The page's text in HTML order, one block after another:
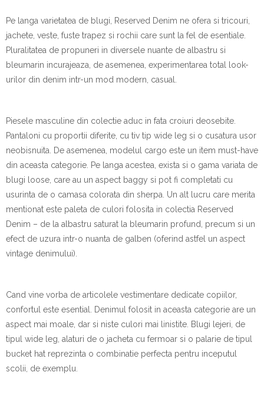
Pe langa varietatea de blugi, Reserved Denim ne ofera si tricouri,
jachete, veste, fuste trapez si rochii care sunt la fel de esentiale.
Pluralitatea de propuneri in diversele nuante de albastru si
bleumarin incurajeaza, de asemenea, experimentarea total look-
urilor din denim intr-un mod modern, casual.
Piesele masculine din colectie aduc in fata croiuri deosebite.
Pantaloni cu proportii diferite, cu tiv tip wide leg si o cusatura usor
neobisnuita. De asemenea, modelul cargo este un item must-have
din aceasta categorie. Pe langa acestea, exista si o gama variata de
blugi loose, care au un aspect baggy si pot fi completati cu
usurinta de o camasa colorata din sherpa. Un alt lucru care merita
mentionat este paleta de culori folosita in colectia Reserved
Denim – de la albastru saturat la bleumarin profund, precum si un
efect de uzura intr-o nuanta de galben (oferind astfel un aspect
vintage denimului).
Cand vine vorba de articolele vestimentare dedicate copiilor,
confortul este esential. Denimul folosit in aceasta categorie are un
aspect mai moale, dar si niste culori mai linistite. Blugi lejeri, de
tipul wide leg, alaturi de o jacheta cu fermoar si o palarie de tipul
bucket hat reprezinta o combinatie perfecta pentru inceputul
scolii, de exemplu.